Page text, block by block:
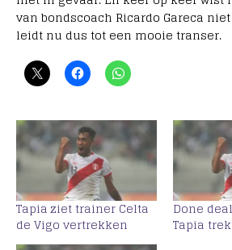
van bondscoach Ricardo Gareca
leidt nu dus tot een mooie transer.
Tapia ziet trainer Celta
de Vigo vertrekken
Done
Tapia